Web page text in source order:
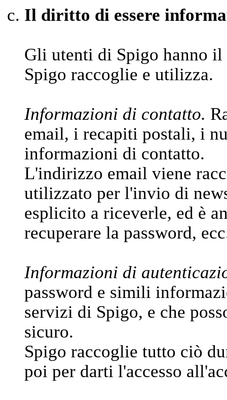
Il diritto di essere
Gli utenti di Spigo hanno il
Spigo raccoglie e utilizza.
Informazioni di contatto.
email, i recapiti postali, i
informazioni di contatto.
L'indirizzo email viene
utilizzato per l'invio di
esplicito a riceverle, ed è
recuperare la password,
Informazioni di
password e simili
servizi di Spigo, e che
sicuro.
Spigo raccoglie tutto ciò
poi per darti l'accesso